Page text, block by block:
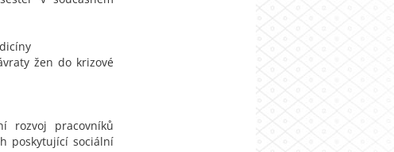
žen do krizové
rozvoj pracovníků
poskytující sociální